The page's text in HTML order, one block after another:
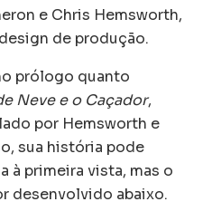
e Chris Hemsworth,
de produção.
prólogo quanto
Neve e o Caçador,
por Hemsworth e
sua história pode
à primeira vista, mas o
desenvolvido abaixo.